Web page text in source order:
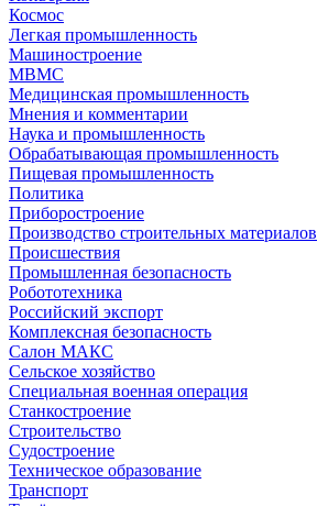
Космос
Легкая промышленность
Машиностроение
МВМС
Медицинская промышленность
Мнения и комментарии
Наука и промышленность
Обрабатывающая промышленность
Пищевая промышленность
Политика
Приборостроение
Производство строительных материалов
Происшествия
Промышленная безопасность
Робототехника
Российский экспорт
Комплексная безопасность
Салон МАКС
Сельское хозяйство
Специальная военная операция
Станкостроение
Строительство
Судостроение
Техническое образование
Транспорт